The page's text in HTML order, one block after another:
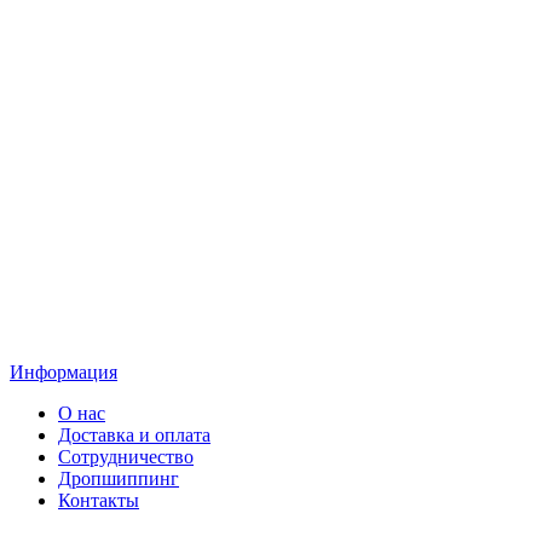
Информация
О нас
Доставка и оплата
Сотрудничество
Дропшиппинг
Контакты